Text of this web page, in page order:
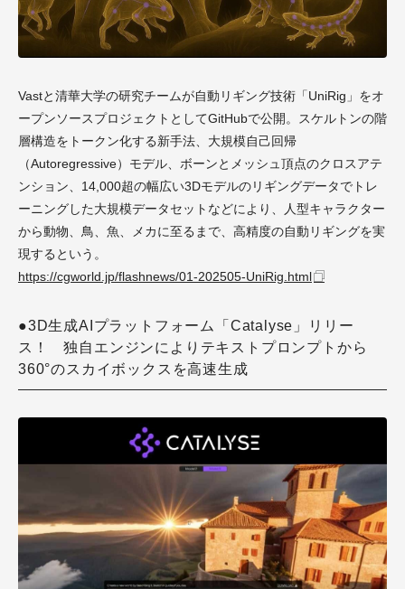
Vastと清華大学の研究チームが自動リギング技術「UniRig」をオ
ープンソースプロジェクトとしてGitHubで公開。スケルトンの階
層構造をトークン化する新手法、大規模自己回帰
（Autoregressive）モデル、ボーンとメッシュ頂点のクロスアテ
ンション、14,000超の幅広い3Dモデルのリギングデータでトレ
ーニングした大規模データセットなどにより、人型キャラクター
から動物、鳥、魚、メカに至るまで、高精度の自動リギングを実
現するという。
https://cgworld.jp/flashnews/01-202505-UniRig.html
●3D生成AIプラットフォーム「Catalyse」リリー
ス！ 独自エンジンによりテキストプロンプトから
360°のスカイボックスを高速生成